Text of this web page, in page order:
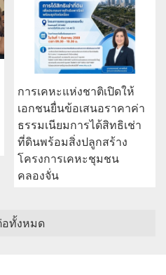
"ย่า" จัดสถานที่รอรับร่าง
"ฮลุน" เผยถึงบ้านคงไม่กล้า
ไปดูหน้าหลานกลัวทำใจไม่
ได้ ส่องเลขเด็ดลอตเตอรี่